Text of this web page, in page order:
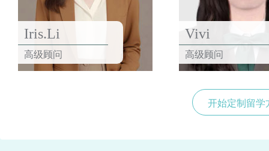
Iris.Li
高级顾问
Vivi
高级顾问
开始定制留学